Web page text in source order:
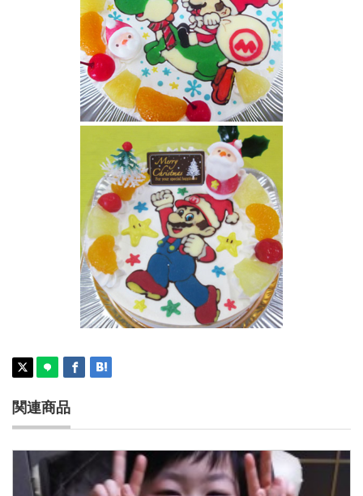
マリオとヨッシーのクリスマスケーキ
関連商品